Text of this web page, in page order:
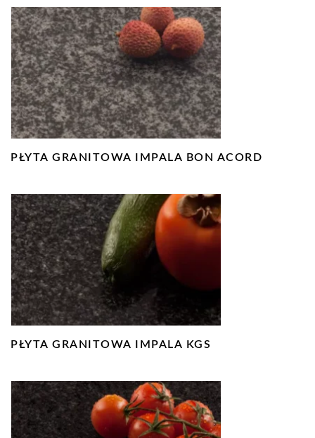
PŁYTA GRANITOWA IMPALA BON ACORD
PŁYTA GRANITOWA IMPALA KGS